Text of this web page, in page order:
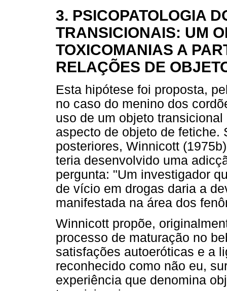
3. PSICOPATOLOGIA
TRANSICIONAIS: UM
TOXICOMANIAS A
RELAÇÕES DE
Esta hipótese foi proposta,
no caso do menino dos
uso de um objeto
aspecto de objeto de fetiche.
posteriores, Winnicott
teria desenvolvido uma
pergunta: "Um investigador
de vício em drogas daria a
manifestada na área dos
Winnicott propõe,
processo de maturação no
satisfações autoeróticas e a
reconhecido como não eu,
experiência que denomina